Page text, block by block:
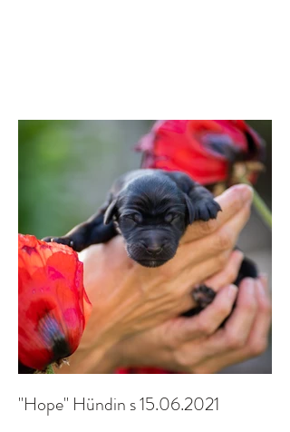
"Hope" Hündin s 15.06.2021